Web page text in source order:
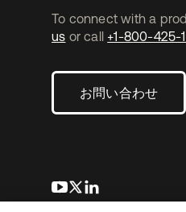
To connect with a
us or call +1-800-425-
お問い合わせ
新しいタブで開く
新しいタブで開く